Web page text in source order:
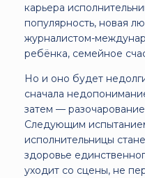
карьера
популярность, новая
журналистом-
ребёнка, семейное
Но и оно будет
сначала
затем —
Следующим
исполнительницы
здоровье
уходит со сцены, не